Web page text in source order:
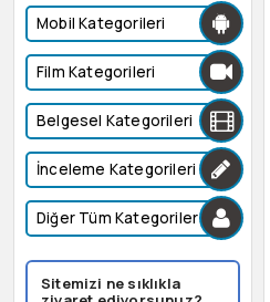
Mobil Kategorileri
Film Kategorileri
Belgesel Kategorileri
İnceleme Kategorileri
Diğer Tüm Kategoriler
Sitemizi ne sıklıkla